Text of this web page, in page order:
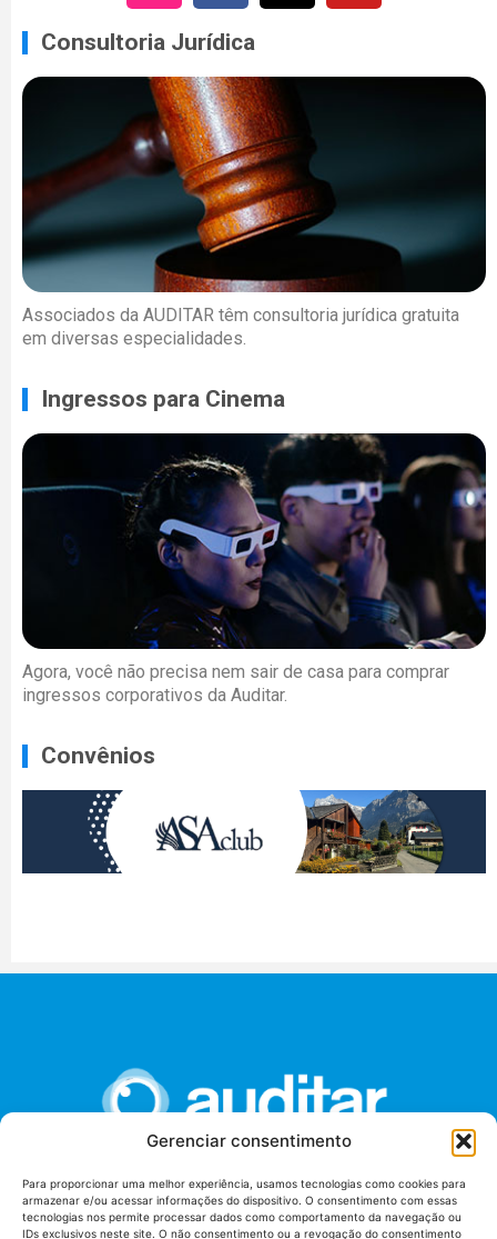
Gerenciar consentimento
Para proporcionar uma melhor experiência, usamos tecnologias como cookies para
armazenar e/ou acessar informações do dispositivo. O consentimento com essas
tecnologias nos permite processar dados como comportamento da navegação ou
IDs exclusivos neste site. O não consentimento ou a revogação do consentimento
Consultoria Jurídica
Associados da AUDITAR têm consultoria jurídica gratuita
em diversas especialidades.
Ingressos para Cinema
Agora, você não precisa nem sair de casa para comprar
ingressos corporativos da Auditar.
Convênios
União dos Auditores Federais de Controle Externo -
AUDITAR